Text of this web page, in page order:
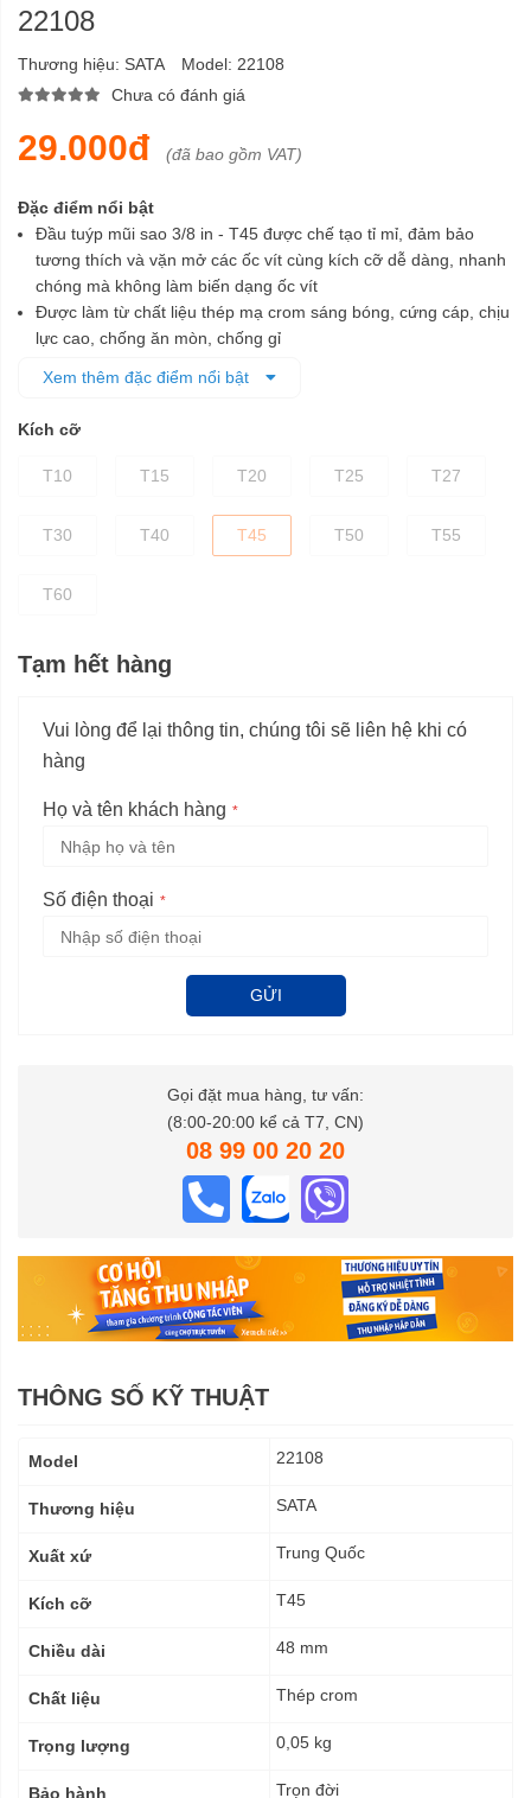
22108
Thương hiệu: SATA Model: 22108
Chưa có đánh giá
29.000đ (đã bao gồm VAT)
Đặc điểm nổi bật
Đầu tuýp mũi sao 3/8 in - T45 được chế tạo tỉ mỉ, đảm bảo
tương thích và vặn mở các ốc vít cùng kích cỡ dễ dàng, nhanh
chóng mà không làm biến dạng ốc vít
Được làm từ chất liệu thép mạ crom sáng bóng, cứng cáp, chịu
lực cao, chống ăn mòn, chống gỉ
Phần đế được xử lý nhiệt và mạ crom giúp tăng độ bền chắc
Xem thêm đặc điểm nổi bật
Kích cỡ
T10 T15 T20 T25 T27
T30 T40 T45 T50 T55
T60
Tạm hết hàng
Vui lòng để lại thông tin, chúng tôi sẽ liên hệ khi có
hàng
Họ và tên khách hàng
Số điện thoại
GỬI
Gọi đặt mua hàng, tư vấn:
(8:00-20:00 kể cả T7, CN)
08 99 00 20 20
THÔNG SỐ KỸ THUẬT
kỹ
Model 22108
Thương hiệu SATA
Xuất xứ Trung Quốc
Kích cỡ T45
Chiều dài 48 mm
Chất liệu Thép crom
Trọng lượng 0,05 kg
Bảo hành Trọn đời